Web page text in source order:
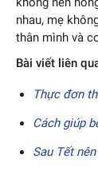
nhau, mẹ
thân mình và
Bài viết liên
Thực đơn
Cách giúp
Sau Tết